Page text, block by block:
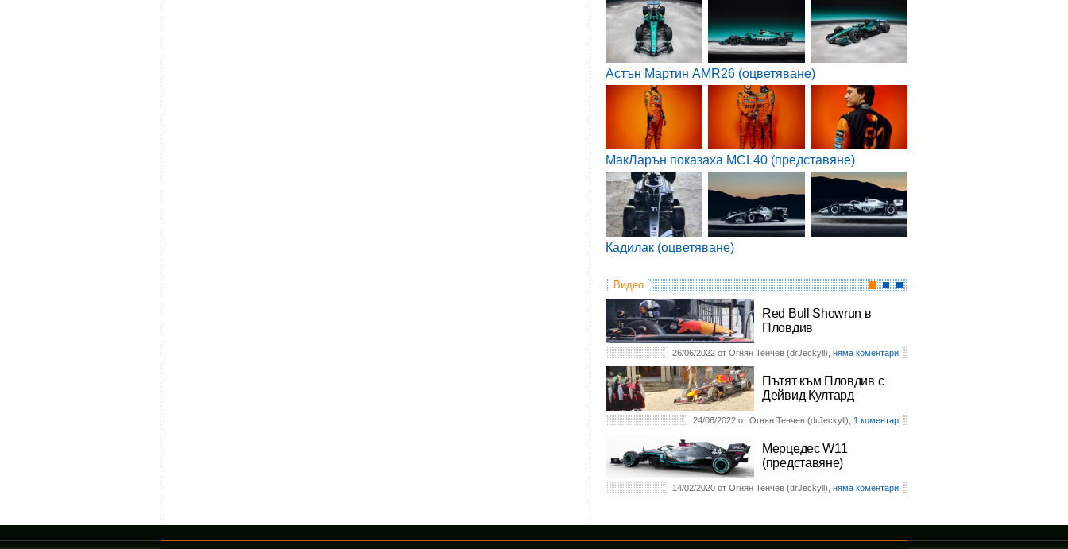
Астън Мартин AMR26 (оцветяване)
МакЛарън показаха MCL40 (представяне)
Кадилак (оцветяване)
Видео
Red Bull Showrun в
Пловдив
26/06/2022 от Огнян Тенчев (drJeckyll), няма коментари
Пътят към Пловдив с
Дейвид Култард
24/06/2022 от Огнян Тенчев (drJeckyll), 1 коментар
Мерцедес W11
(представяне)
14/02/2020 от Огнян Тенчев (drJeckyll), няма коментари